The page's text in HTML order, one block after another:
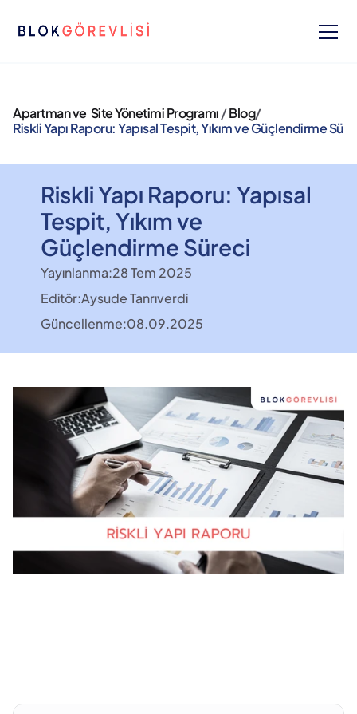
Apartman ve  Site Yönetimi Programı / Blog/
Riskli Yapı Raporu: Yapısal Tespit, Yıkım ve Güçlendirme
Riskli Yapı Raporu: Yapısal
Tespit, Yıkım ve
Güçlendirme Süreci
Yayınlanma:28 Tem 2025
Editör:Aysude Tanrıverdi
Güncellenme:08.09.2025